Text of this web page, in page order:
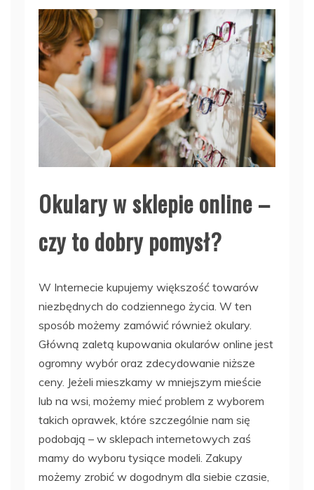
Okulary w sklepie online –
czy to dobry pomysł?
W Internecie kupujemy większość towarów
niezbędnych do codziennego życia. W ten
sposób możemy zamówić również okulary.
Główną zaletą kupowania okularów online jest
ogromny wybór oraz zdecydowanie niższe
ceny. Jeżeli mieszkamy w mniejszym mieście
lub na wsi, możemy mieć problem z wyborem
takich oprawek, które szczególnie nam się
podobają – w sklepach internetowych zaś
mamy do wyboru tysiące modeli. Zakupy
możemy zrobić w dogodnym dla siebie czasie,